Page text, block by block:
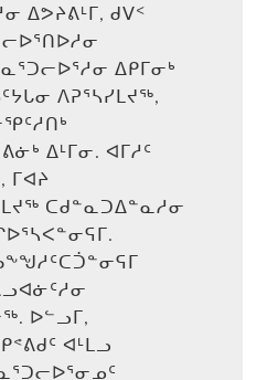
ᐃᕗᔨᕕᒻᒥ, ᑯᐯᑉ
ᐃᑭᒥᓂᒃ
ᐱᕈᕐᓴᓯᒪᔪᖅ,
ᐃᒻᒥᓂ. ᐊᒥᓱᑦ
ᒥᐊᔨ
ᑕᑯᓐᓇᑐᐃᓐᓇᓱᓂ
ᐅᓪᓗᒥ,
ᐊᒻᒪᓗ